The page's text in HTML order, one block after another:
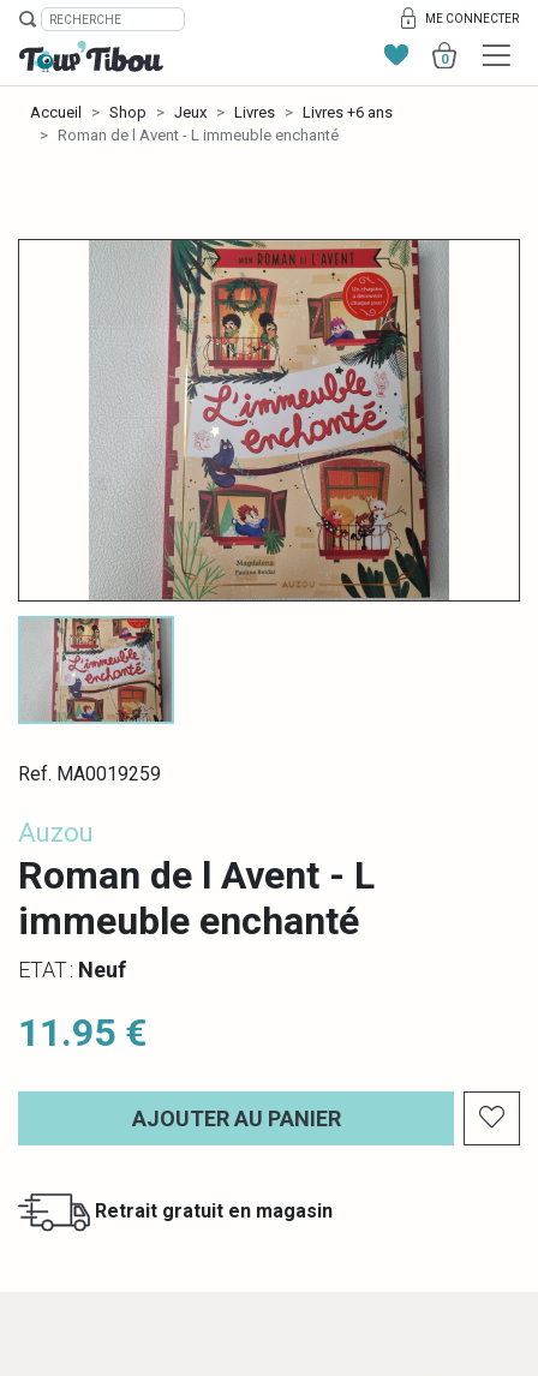
ME CONNECTER
0
Accueil Shop Jeux Livres
Livres +6 ans
Roman de l Avent - L immeuble enchanté
Ref. MA0019259
Auzou
Roman de l Avent - L
immeuble enchanté
ETAT : Neuf
11.95 €
AJOUTER AU PANIER
Retrait gratuit en magasin